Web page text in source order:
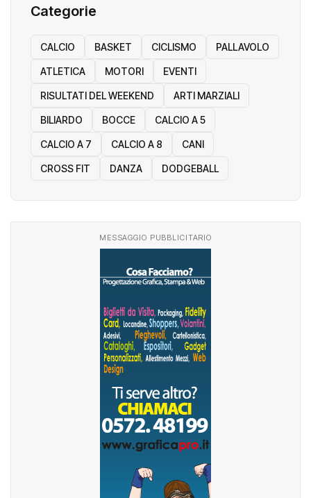
Categorie
CALCIO BASKET CICLISMO PALLAVOLO
ATLETICA MOTORI EVENTI
RISULTATI DEL WEEKEND ARTI MARZIALI
BILIARDO BOCCE CALCIO A 5
CALCIO A 7 CALCIO A 8 CANI
CROSS FIT DANZA DODGEBALL
MESSAGGIO PUBBLICITARIO